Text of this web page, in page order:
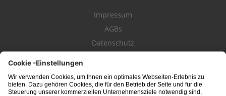
Impressum
AGBs
Datenschutz